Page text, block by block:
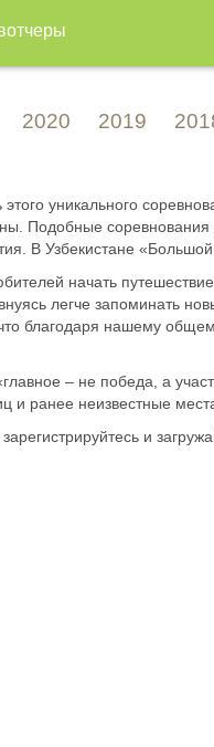
2020 2019
уникального
Подобные
В Узбекистане
начать
легче запоминать
благодаря нашему
– не победа, а
и ранее неизвестные
и